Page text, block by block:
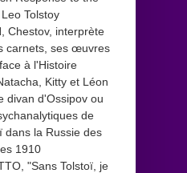
Tolstoy
Chestov, interprète
carnets, ses œuvres
à l'Histoire
Kitty et Léon
divan d'Ossipov ou
de
dans la Russie des
1910
"Sans Tolstoï, je